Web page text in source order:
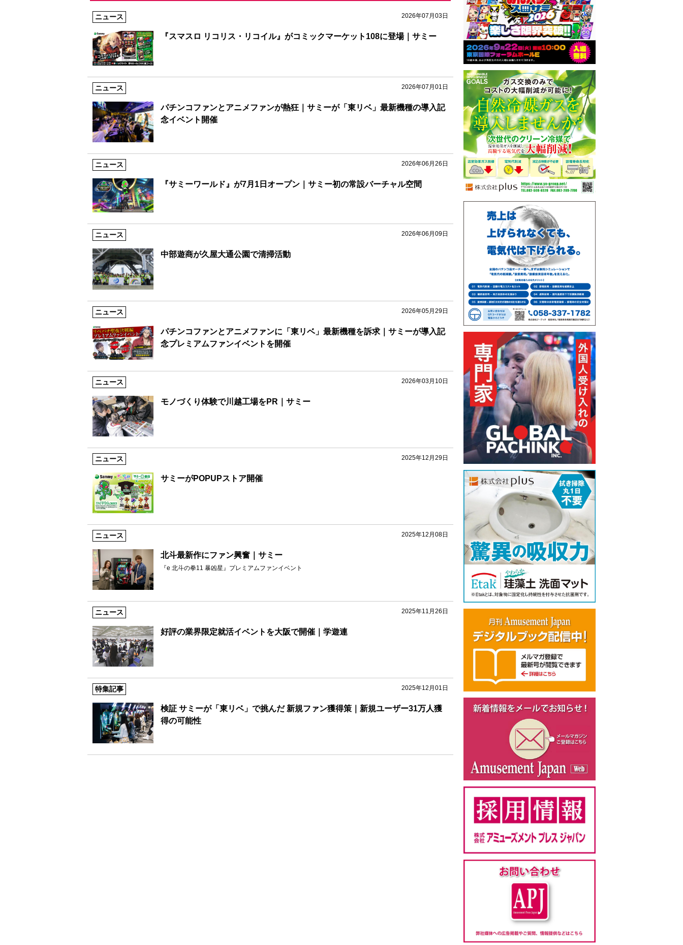
2026年07月03日
ニュース
『スマスロ リコリス・リコイル』がコミックマーケット108に登場｜サミー
2026年07月01日
ニュース
パチンコファンとアニメファンが熱狂｜サミーが「東リベ」最新機種の導入記
念イベント開催
2026年06月26日
ニュース
『サミーワールド』が7月1日オープン｜サミー初の常設バーチャル空間
2026年06月09日
ニュース
中部遊商が久屋大通公園で清掃活動
2026年05月29日
ニュース
パチンコファンとアニメファンに「東リベ」最新機種を訴求｜サミーが導入記
念プレミアムファンイベントを開催
2026年03月10日
ニュース
モノづくり体験で川越工場をPR｜サミー
2025年12月29日
ニュース
サミーがPOPUPストア開催
2025年12月08日
ニュース
北斗最新作にファン興奮｜サミー
『e 北斗の拳11 暴凶星』プレミアムファンイベント
2025年11月26日
ニュース
好評の業界限定就活イベントを大阪で開催｜学遊連
2025年12月01日
特集記事
検証 サミーが「東リベ」で挑んだ 新規ファン獲得策｜新規ユーザー31万人獲
得の可能性